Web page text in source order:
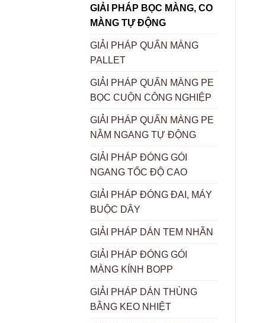
GIẢI PHÁP BỌC MÀNG, CO
MÀNG TỰ ĐỘNG
GIẢI PHÁP QUẤN MÀNG
PALLET
GIẢI PHÁP QUẤN MÀNG PE
BỌC CUỘN CÔNG NGHIỆP
GIẢI PHÁP QUẤN MÀNG PE
NẰM NGANG TỰ ĐỘNG
GIẢI PHÁP ĐÓNG GÓI
NGANG TỐC ĐỘ CAO
GIẢI PHÁP ĐÓNG ĐAI, MÁY
BUỘC DÂY
GIẢI PHÁP DÁN TEM NHÃN
GIẢI PHÁP ĐÓNG GÓI
MÀNG KÍNH BOPP
GIẢI PHÁP DÁN THÙNG
BẰNG KEO NHIỆT